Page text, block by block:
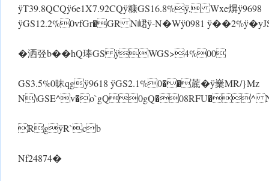
ÿT39.8QCQ ÿ6e1X7.92CQ ÿ糠GS16.8%ÿ, Wxe焺ÿ9698
ÿGS12.2%0vfGr�GR N峮 ÿ-N� Wÿ0981
�洒弪b��hQ琫GS ÿWGS>4%00
GS3.5%0昧qgÿ9618 ÿGS2.1%0��菧� ÿ嶪MR/}Mz
N\GSE^v�o`gQ0gQ�08RFU�^
RgÿR`cb
Nf24874�